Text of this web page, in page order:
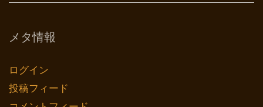
メタ情報
ログイン
投稿フィード